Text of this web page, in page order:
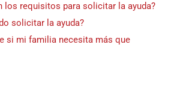
los requisitos para solicitar la ayuda?
solicitar la ayuda?
si mi familia necesita más que